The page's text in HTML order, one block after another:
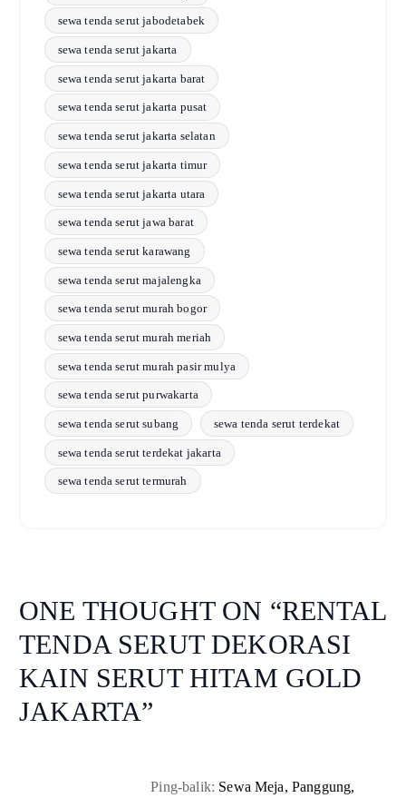
sewa tenda serut jabodetabek
sewa tenda serut jakarta
sewa tenda serut jakarta barat
sewa tenda serut jakarta pusat
sewa tenda serut jakarta selatan
sewa tenda serut jakarta timur
sewa tenda serut jakarta utara
sewa tenda serut jawa barat
sewa tenda serut karawang
sewa tenda serut majalengka
sewa tenda serut murah bogor
sewa tenda serut murah meriah
sewa tenda serut murah pasir mulya
sewa tenda serut purwakarta
sewa tenda serut subang sewa tenda serut terdekat
sewa tenda serut terdekat jakarta
sewa tenda serut termurah
ONE THOUGHT ON “RENTAL
TENDA SERUT DEKORASI
KAIN SERUT HITAM GOLD
JAKARTA”
Ping-balik: Sewa Meja, Panggung,